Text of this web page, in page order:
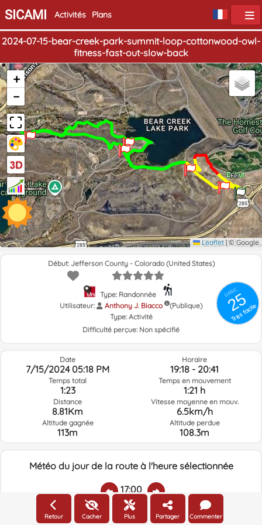
SICAMI Activités Plans
2024-07-15-bear-creek-park-summit-loop-cottonwood-owl-
fitness-fast-out-slow-back
Début
Fin
+
−
Leaflet |© Google
GRSIC
25
Très facile
Début: Jefferson County - Colorado (United States)
Type: Randonnée
Utilisateur:
Anthony J. Biacco
(Publique)
Type: Activité
Difficulté perçue: Non spécifié
Date
7/15/2024 05:18 PM
Temps total
1:23
Distance
8.81Km
Altitude gagnée
113m
Horaire
19:18 - 20:41
Temps en mouvement
1:21 h
Vitesse moyenne en mouv.
6.5km/h
Altitude perdue
108.3m
Météo du jour de la route à l'heure sélectionnée
17:00
Retour Cacher Plus Partager Commenter